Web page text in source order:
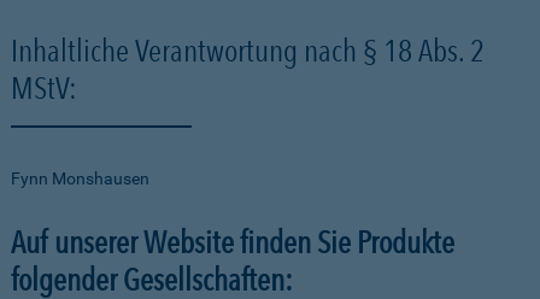
Inhaltliche Verantwortung nach § 18 Abs. 2
MStV:
Fynn Monshausen
Auf unserer Website finden Sie Produkte
folgender Gesellschaften: